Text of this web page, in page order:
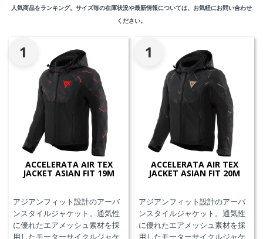
人気商品をランキング。サイズ毎の在庫状況や最新情報については、お気軽にお問い合わせ
ください。
1
ACCELERATA AIR TEX
JACKET ASIAN FIT 19M
アジアンフィット設計のアーバ
ンスタイルジャケット。通気性
に優れたエアメッシュ素材を採
用したモーターサイクルジャケ
1
ACCELERATA AIR TEX
JACKET ASIAN FIT 20M
アジアンフィット設計のアーバ
ンスタイルジャケット。通気性
に優れたエアメッシュ素材を採
用したモーターサイクルジャケ